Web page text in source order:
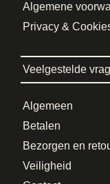
Algemene
Privacy &
Veelgestelde
Algemeen
Betalen
Bezorgen en
Veiligheid